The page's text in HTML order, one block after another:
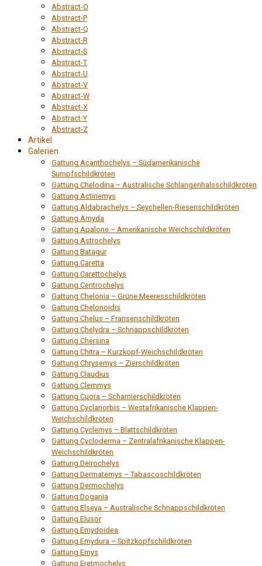
Abstract-O
Abstract-P
Abstract-Q
Abstract-R
Abstract-S
Abstract-T
Abstract-U
Abstract-V
Abstract-W
Abstract-X
Abstract-Y
Abstract-Z
Artikel
Galerien
Gattung Acanthochelys – Südamerikanische
Sumpfschildkröten
Gattung Chelodina – Australische Schlangenhalsschildkröten
Gattung Actinemys
Gattung Aldabrachelys – Seychellen-Riesenschildkröten
Gattung Amyda
Gattung Apalone – Amerikanische Weichschildkröten
Gattung Astrochelys
Gattung Batagur
Gattung Caretta
Gattung Carettochelys
Gattung Centrochelys
Gattung Chelonia – Grüne Meeresschildkröten
Gattung Chelonoidis
Gattung Chelus – Fransenschildkröten
Gattung Chelydra – Schnappschildkröten
Gattung Chersina
Gattung Chitra – Kurzkopf-Weichschildkröten
Gattung Chrysemys – Zierschildkröten
Gattung Claudius
Gattung Clemmys
Gattung Cuora – Scharnierschildkröten
Gattung Cyclanorbis – Westafrikanische Klappen-
Weichschildkröten
Gattung Cyclemys – Blattschildkröten
Gattung Cycloderma – Zentralafrikanische Klappen-
Weichschildkröten
Gattung Deirochelys
Gattung Dermatemys – Tabascoschildkröten
Gattung Dermochelys
Gattung Dogania
Gattung Elseya – Australische Schnappschildkröten
Gattung Elusor
Gattung Emydoidea
Gattung Emydura – Spitzkopfschildkröten
Gattung Emys
Gattung Eretmochelys